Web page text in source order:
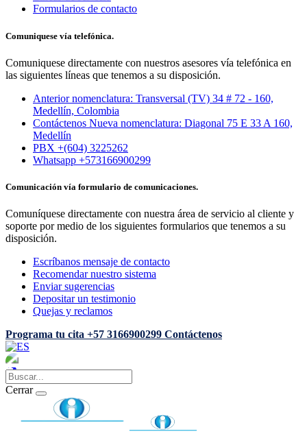
Formularios de contacto
Comuniquese vía telefónica.
Comuniquese directamente con nuestros asesores vía telefónica en
las siguientes líneas que tenemos a su disposición.
Anterior nomenclatura: Transversal (TV) 34 # 72 - 160,
Medellín, Colombia
Contáctenos Nueva nomenclatura: Diagonal 75 E 33 A 160,
Medellín
PBX +(604) 3225262
Whatsapp +573166900299
Comunicación vía formulario de comunicaciones.
Comuníquese directamente con nuestra área de servicio al cliente y
soporte por medio de los siguientes formularios que tenemos a su
disposición.
Escríbanos mensaje de contacto
Recomendar nuestro sistema
Enviar sugerencias
Depositar un testimonio
Quejas y reclamos
Programa tu cita +57 3166900299 Contáctenos
Cerrar